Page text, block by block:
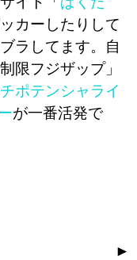
カーしたりして
ラしてます。自
限フジザップ」
ポテンシャライ
が一番活発で
►